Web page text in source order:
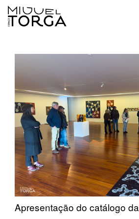
Apresentação do catálogo da